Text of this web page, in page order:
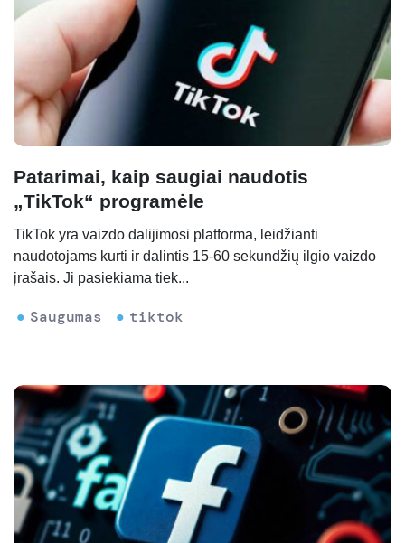
Patarimai, kaip saugiai naudotis
„TikTok“ programėle
TikTok yra vaizdo dalijimosi platforma, leidžianti
naudotojams kurti ir dalintis 15-60 sekundžių ilgio vaizdo
įrašais. Ji pasiekiama tiek...
Saugumas tiktok